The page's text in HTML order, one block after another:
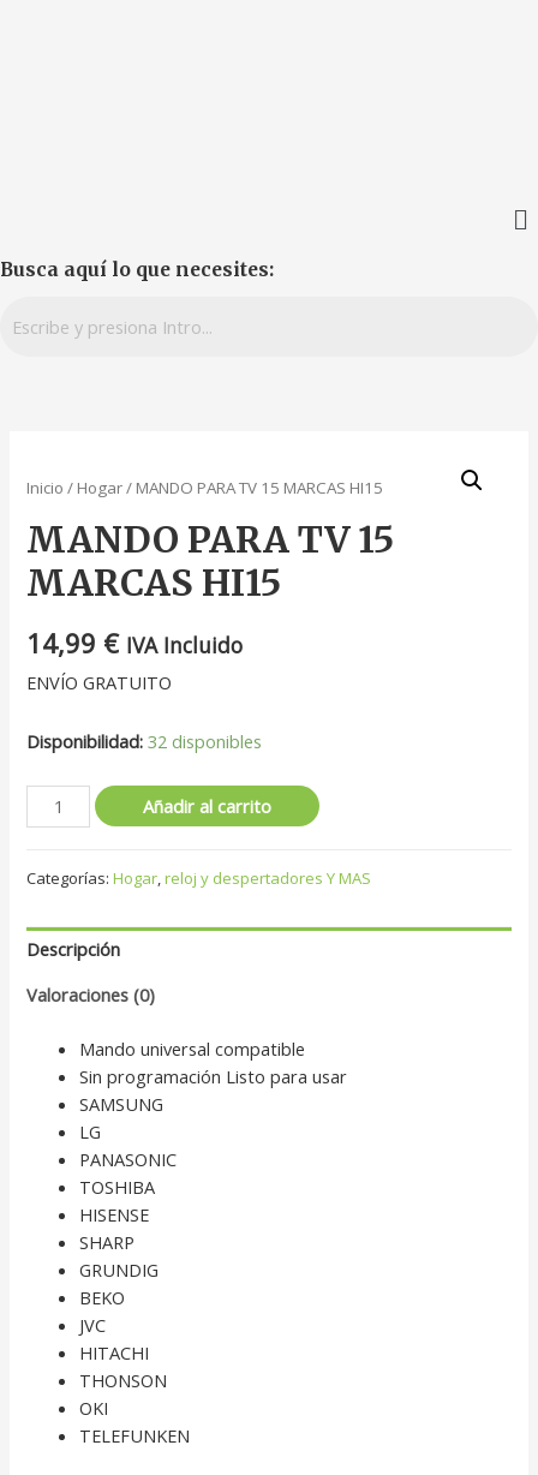
Busca aquí lo que necesites:
Inicio / Hogar/ MANDO PARA TV 15 MARCAS HI15
MANDO PARA TV 15
MARCAS HI15
14,99 € IVA Incluido
ENVÍO GRATUITO
Disponibilidad: 32 disponibles
Añadir al carrito
Categorías:Hogar,reloj y despertadores Y MAS
Descripción
Valoraciones (0)
Mando universal compatible
Sin programación Listo para usar
SAMSUNG
LG
PANASONIC
TOSHIBA
HISENSE
SHARP
GRUNDIG
BEKO
JVC
HITACHI
THONSON
OKI
TELEFUNKEN